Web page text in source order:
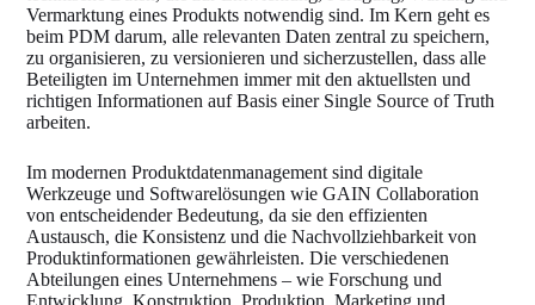
Vermarktung eines Produkts notwendig sind. Im Kern geht es
beim PDM darum, alle relevanten Daten zentral zu speichern,
zu organisieren, zu versionieren und sicherzustellen, dass alle
Beteiligten im Unternehmen immer mit den aktuellsten und
richtigen Informationen auf Basis einer Single Source of Truth
arbeiten.
Im modernen Produktdatenmanagement sind digitale
Werkzeuge und Softwarelösungen wie GAIN Collaboration
von entscheidender Bedeutung, da sie den effizienten
Austausch, die Konsistenz und die Nachvollziehbarkeit von
Produktinformationen gewährleisten. Die verschiedenen
Abteilungen eines Unternehmens – wie Forschung und
Entwicklung, Konstruktion, Produktion, Marketing und